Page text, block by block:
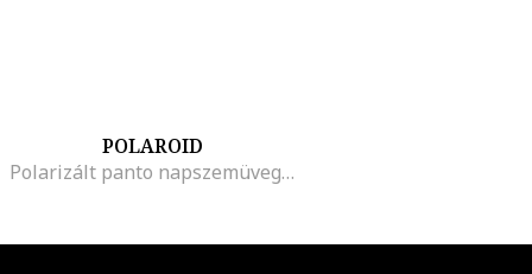
POLAROID
Polarizált panto napszemüveg, Narancssárga